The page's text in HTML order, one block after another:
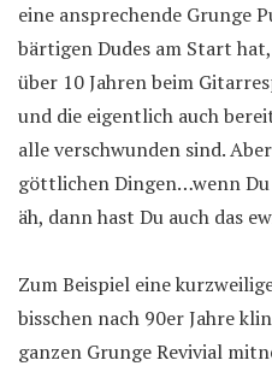
eine ansprechende Grunge
bärtigen Dudes am Start
über 10 Jahren beim
und die eigentlich auch
alle verschwunden sind.
göttlichen Dingen…wenn
äh, dann hast Du auch das
Zum Beispiel eine
bisschen nach 90er Jahre
ganzen Grunge Revivial